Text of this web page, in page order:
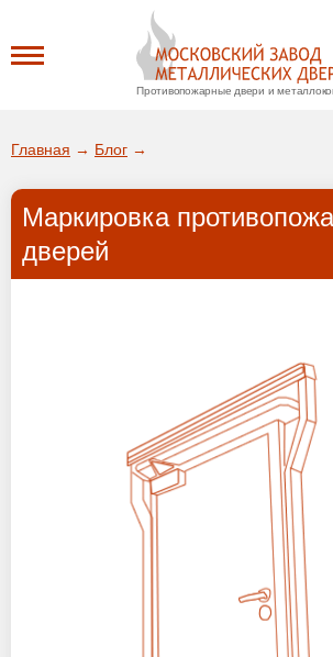
Противопожарные двери и
ДА!
ВЫБРАТЬ ДРУГОЙ
О заводе
Доставка
Главная → Блог →
Маркировка
дверей